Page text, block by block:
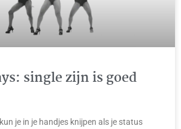
single zijn is goed
je in je handjes knijpen als je status